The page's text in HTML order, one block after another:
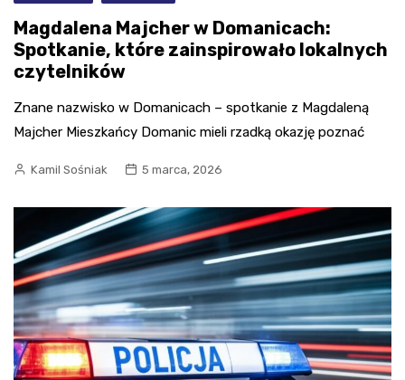
Magdalena Majcher w Domanicach:
Spotkanie, które zainspirowało lokalnych
czytelników
Znane nazwisko w Domanicach – spotkanie z Magdaleną
Majcher Mieszkańcy Domanic mieli rzadką okazję poznać
Kamil Sośniak 5 marca, 2026